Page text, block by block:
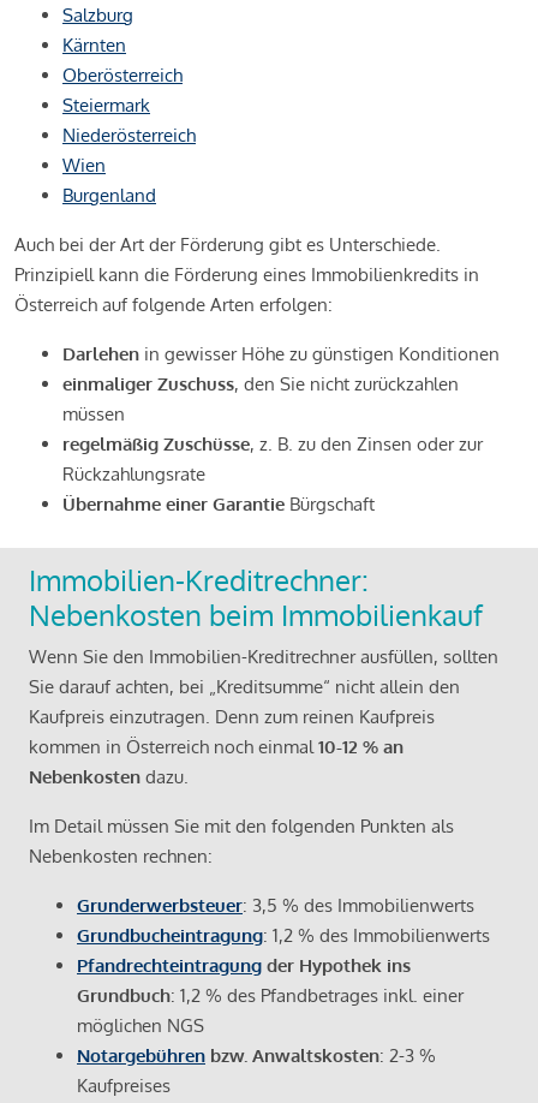
Salzburg
Kärnten
Oberösterreich
Steiermark
Niederösterreich
Wien
Burgenland
Auch bei der Art der Förderung gibt es Unterschiede.
Prinzipiell kann die Förderung eines Immobilienkredits in
Österreich auf folgende Arten erfolgen:
Darlehen in gewisser Höhe zu günstigen Konditionen
einmaliger Zuschuss, den Sie nicht zurückzahlen
müssen
regelmäßig Zuschüsse, z. B. zu den Zinsen oder zur
Rückzahlungsrate
Übernahme einer Garantie Bürgschaft
Immobilien-Kreditrechner:
Nebenkosten beim Immobilienkauf
Wenn Sie den Immobilien-Kreditrechner ausfüllen, sollten
Sie darauf achten, bei „Kreditsumme“ nicht allein den
Kaufpreis einzutragen. Denn zum reinen Kaufpreis
kommen in Österreich noch einmal10-12 % an
Nebenkosten dazu.
Im Detail müssen Sie mit den folgenden Punkten als
Nebenkosten rechnen:
Grunderwerbsteuer: 3,5 % des Immobilienwerts
Grundbucheintragung: 1,2 % des Immobilienwerts
Pfandrechteintragung der Hypothek ins
Grundbuch: 1,2 % des Pfandbetrages inkl. einer
möglichen NGS
Notargebühren bzw. Anwaltskosten: 2-3 %
Kaufpreises